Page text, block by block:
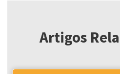
Artigos